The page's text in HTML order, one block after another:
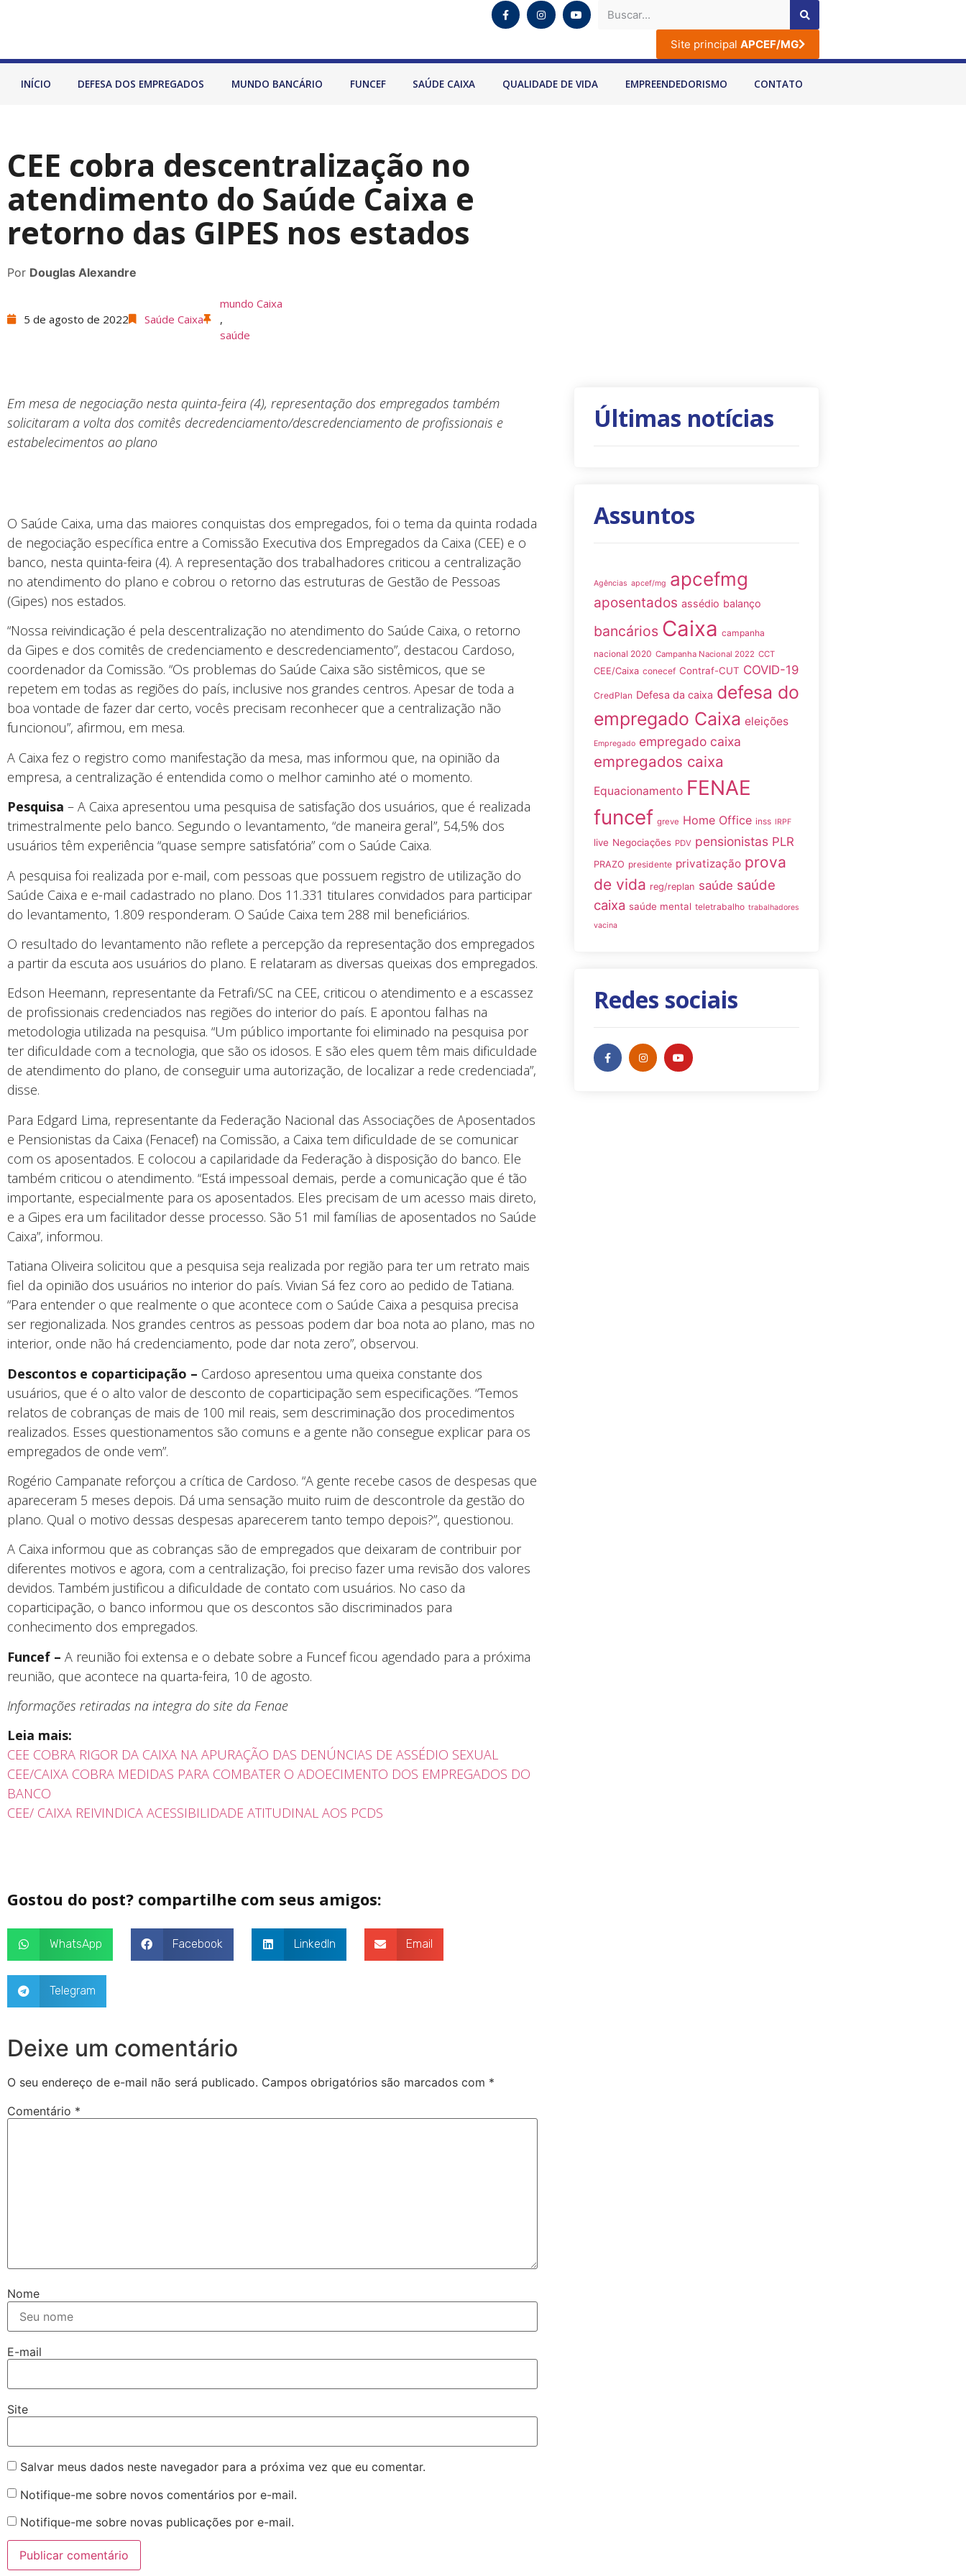
Site principal APCEF/MG
INÍCIO DEFESA DOS EMPREGADOS MUNDO BANCÁRIO FUNCEF SAÚDE CAIXA QUALIDADE DE VIDA EMPREENDEDORISMO CONTATO
CEE cobra descentralização no
atendimento do Saúde Caixa e
retorno das GIPES nos estados
Por Douglas Alexandre
5 de agosto de 2022 Saúde Caixa
mundo Caixa
,
saúde
Em mesa de negociação nesta quinta-feira (4), representação dos empregados também
solicitaram a volta dos comitês decredenciamento/descredenciamento de profissionais e
estabelecimentos ao plano
O Saúde Caixa, uma das maiores conquistas dos empregados, foi o tema da quinta rodada
de negociação específica entre a Comissão Executiva dos Empregados da Caixa (CEE) e o
banco, nesta quinta-feira (4). A representação dos trabalhadores criticou a centralização
no atendimento do plano e cobrou o retorno das estruturas de Gestão de Pessoas
(Gipes) nos estados.
“Nossa reivindicação é pela descentralização no atendimento do Saúde Caixa, o retorno
da Gipes e dos comitês de credenciamento e descredenciamento”, destacou Cardoso,
coordenador da Comissão. “Os problemas do Saúde Caixa são sistêmicos, que se
repetem em todas as regiões do país, inclusive nos grandes centros. Apesar de toda a
boa vontade de fazer dar certo, vocês precisam reconhecer que a centralização não
funcionou”, afirmou, em mesa.
A Caixa fez o registro como manifestação da mesa, mas informou que, na opinião da
empresa, a centralização é entendida como o melhor caminho até o momento.
Pesquisa – A Caixa apresentou uma pesquisa de satisfação dos usuários, que é realizada
trimestralmente pelo banco. Segundo o levantamento, “de maneira geral”, 54,5% dos
usuários têm experiência “quase sempre satisfatória” com o Saúde Caixa.
A pesquisa foi realizada por e-mail, com pessoas que possuem registro de utilização do
Saúde Caixa e e-mail cadastrado no plano. Dos 11.331 titulares convidados para participar
do levantamento, 1.809 responderam. O Saúde Caixa tem 288 mil beneficiários.
O resultado do levantamento não reflete a percepção da representação dos empregados
a partir da escuta aos usuários do plano. E relataram as diversas queixas dos empregados.
Edson Heemann, representante da Fetrafi/SC na CEE, criticou o atendimento e a escassez
de profissionais credenciados nas regiões do interior do país. E apontou falhas na
metodologia utilizada na pesquisa. “Um público importante foi eliminado na pesquisa por
ter dificuldade com a tecnologia, que são os idosos. E são eles quem têm mais dificuldade
de atendimento do plano, de conseguir uma autorização, de localizar a rede credenciada”,
disse.
Para Edgard Lima, representante da Federação Nacional das Associações de Aposentados
e Pensionistas da Caixa (Fenacef) na Comissão, a Caixa tem dificuldade de se comunicar
com os aposentados. E colocou a capilaridade da Federação à disposição do banco. Ele
também criticou o atendimento. “Está impessoal demais, perde a comunicação que é tão
importante, especialmente para os aposentados. Eles precisam de um acesso mais direto,
e a Gipes era um facilitador desse processo. São 51 mil famílias de aposentados no Saúde
Caixa”, informou.
Tatiana Oliveira solicitou que a pesquisa seja realizada por região para ter um retrato mais
fiel da opinião dos usuários no interior do país. Vivian Sá fez coro ao pedido de Tatiana.
“Para entender o que realmente o que acontece com o Saúde Caixa a pesquisa precisa
ser regionalizada. Nos grandes centros as pessoas podem dar boa nota ao plano, mas no
interior, onde não há credenciamento, pode dar nota zero”, observou.
Descontos e coparticipação – Cardoso apresentou uma queixa constante dos
usuários, que é o alto valor de desconto de coparticipação sem especificações. “Temos
relatos de cobranças de mais de 100 mil reais, sem descriminação dos procedimentos
realizados. Esses questionamentos são comuns e a gente não consegue explicar para os
empregados de onde vem”.
Rogério Campanate reforçou a crítica de Cardoso. “A gente recebe casos de despesas que
apareceram 5 meses depois. Dá uma sensação muito ruim de descontrole da gestão do
plano. Qual o motivo dessas despesas aparecerem tanto tempo depois?”, questionou.
A Caixa informou que as cobranças são de empregados que deixaram de contribuir por
diferentes motivos e agora, com a centralização, foi preciso fazer uma revisão dos valores
devidos. Também justificou a dificuldade de contato com usuários. No caso da
coparticipação, o banco informou que os descontos são discriminados para
conhecimento dos empregados.
Funcef – A reunião foi extensa e o debate sobre a Funcef ficou agendado para a próxima
reunião, que acontece na quarta-feira, 10 de agosto.
Informações retiradas na integra do site da Fenae
Leia mais:
CEE COBRA RIGOR DA CAIXA NA APURAÇÃO DAS DENÚNCIAS DE ASSÉDIO SEXUAL
CEE/CAIXA COBRA MEDIDAS PARA COMBATER O ADOECIMENTO DOS EMPREGADOS DO
BANCO
CEE/ CAIXA REIVINDICA ACESSIBILIDADE ATITUDINAL AOS PCDS
Gostou do post? compartilhe com seus amigos:
WhatsApp Facebook LinkedIn Email
Telegram
Deixe um comentário
O seu endereço de e-mail não será publicado. Campos obrigatórios são marcados com *
Comentário *
Nome
E-mail
Site
Salvar meus dados neste navegador para a próxima vez que eu comentar.
Notifique-me sobre novos comentários por e-mail.
Notifique-me sobre novas publicações por e-mail.
Últimas notícias
Assuntos
Agências apcef/mg apcefmg
aposentados assédio balanço
bancários Caixa campanha
nacional 2020 Campanha Nacional 2022 CCT
CEE/Caixa conecef Contraf-CUT COVID-19
CredPlan Defesa da caixa defesa do
empregado Caixa eleições
Empregado empregado caixa
empregados caixa
Equacionamento FENAE
funcef greve Home Office inss IRPF
live Negociações PDV pensionistas PLR
PRAZO presidente privatização prova
de vida reg/replan saúde saúde
caixa saúde mental teletrabalho trabalhadores
vacina
Redes sociais